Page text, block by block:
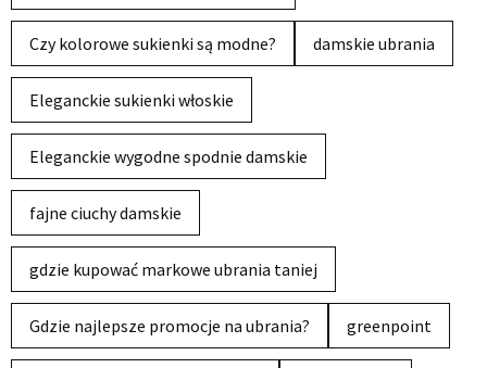
Czy kolorowe sukienki są modne? damskie ubrania
Eleganckie sukienki włoskie
Eleganckie wygodne spodnie damskie
fajne ciuchy damskie
gdzie kupować markowe ubrania taniej
Gdzie najlepsze promocje na ubrania? greenpoint